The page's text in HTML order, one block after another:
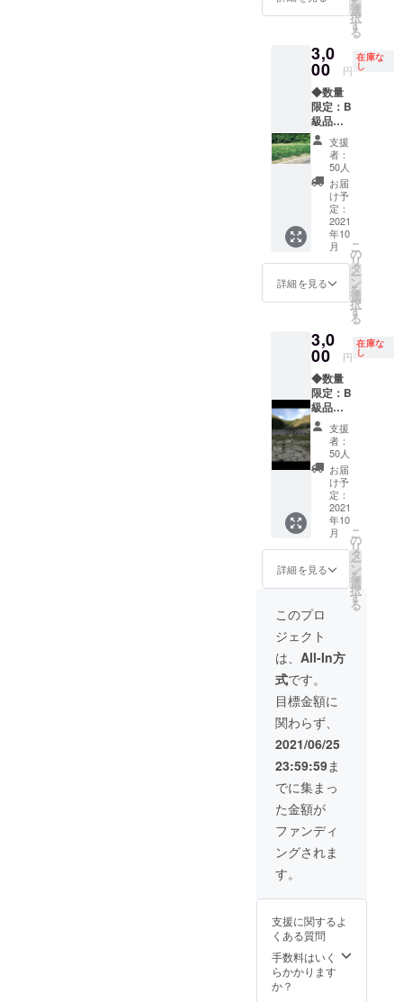
きま
す。 ※
み ※沖
縄、離
島は別
途費用
が掛か
りま
す。
選
択
す
る
3,0
00 円
在庫な
し
◆数量
限定：B
級品◆
品質に
は全く
問題ご
ざいま
せんが
形や傷
がある
商品の
為市場
には出
回りま
せん！
感謝の
とさつ
まいも
（紅は
るか）
を３キ
ロ送付
させて
いただ
きま
す。 ※
送料込
み ※沖
縄離島
除く
支援
者：
50人
お届
け予
定：
2021
年10
月
詳細を見る
こ
の
リ
タ
ー
ン
を
選
択
す
る
3,0
00 円
在庫な
し
◆数量
限定：B
級品◆
※追加し
まし
た！！
品質に
は全く
問題ご
ざいま
せんが
形や傷
がある
商品の
為市場
には出
回りま
せん！
感謝の
お手紙
とさつ
まいも
（紅は
るか）
を３キ
ロ送付
させて
いただ
きま
す。 ※
送料込
み ※沖
縄離島
除く
支援
者：
50人
お届
け予
定：
2021
年10
月
詳細を見る
こ
の
リ
タ
ー
ン
を
選
択
す
る
このプロ
ジェクト
は、 All-In方
式です。
目標金額に
関わらず、
2021/06/25
23:59:59ま
でに集まっ
た金額が
ファンディ
ングされま
す。
支援に関するよ
くある質問
手数料はいく
らかかります
か？